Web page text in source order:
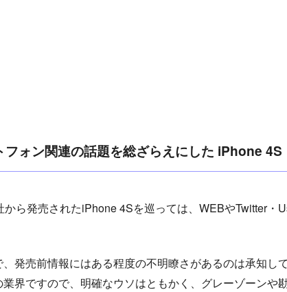
フォン関連の話題を総ざらえにした iPhone 4S
ら発売されたiPhone 4Sを巡っては、WEBやTwitter・
発売前情報にはある程度の不明瞭さがあるのは承知し
界ですので、明確なウソはともかく、グレーゾーンや